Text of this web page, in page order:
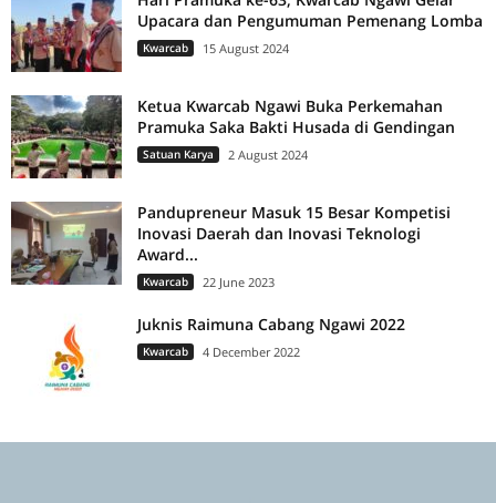
Upacara dan Pengumuman Pemenang Lomba
Kwarcab 15 August 2024
Ketua Kwarcab Ngawi Buka Perkemahan
Pramuka Saka Bakti Husada di Gendingan
Satuan Karya 2 August 2024
Pandupreneur Masuk 15 Besar Kompetisi
Inovasi Daerah dan Inovasi Teknologi
Award...
Kwarcab 22 June 2023
Juknis Raimuna Cabang Ngawi 2022
Kwarcab 4 December 2022